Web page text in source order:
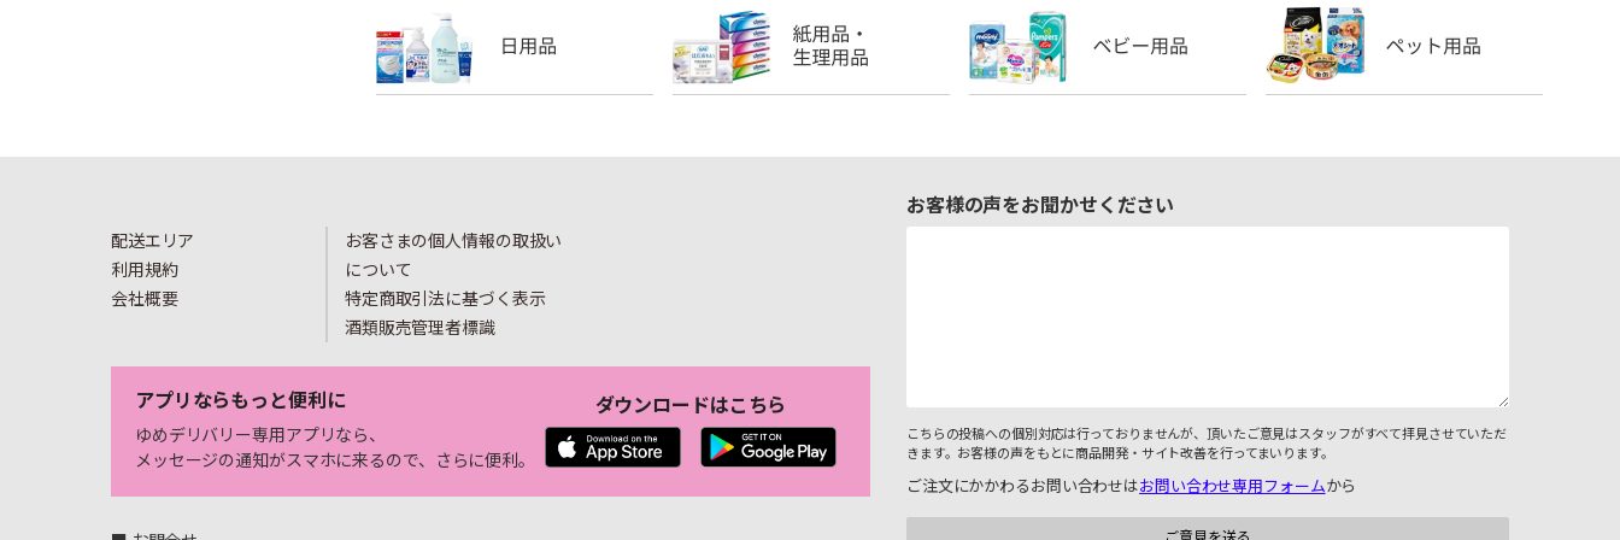
配送エリア
利用規約
会社概要
お客さまの個人情報の取扱い
について
特定商取引法に基づく表示
酒類販売管理者標識
アプリならもっと便利に
ゆめデリバリー専用アプリなら、
メッセージの通知がスマホに来るので、さらに便利。
ダウンロードはこちら
お客様の声をお聞かせください
こちらの投稿への個別対応は行っておりませんが、頂いたご意見はスタッフがすべて拝見させていただ
きます。お客様の声をもとに商品開発・サイト改善を行ってまいります。
ご注文にかかわるお問い合わせはお問い合わせ専用フォームから